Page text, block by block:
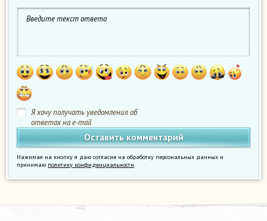
Я хочу получать уведомления об
ответах на e-mail
Нажимая на кнопку я даю согласие на обработку персональных данных и
принимаю политику конфиденциальности.